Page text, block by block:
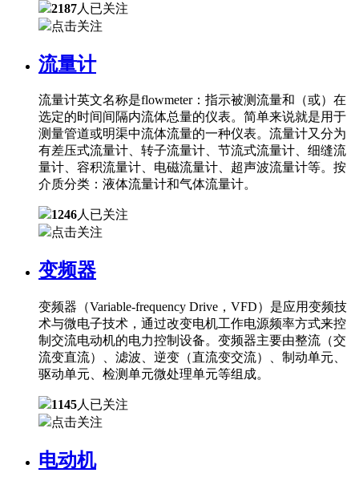
2187人已关注
点击关注
流量计
流量计英文名称是flowmeter：指示被测流量和（或）在
选定的时间间隔内流体总量的仪表。简单来说就是用于
测量管道或明渠中流体流量的一种仪表。流量计又分为
有差压式流量计、转子流量计、节流式流量计、细缝流
量计、容积流量计、电磁流量计、超声波流量计等。按
介质分类：液体流量计和气体流量计。
1246人已关注
点击关注
变频器
变频器（Variable-frequency Drive，VFD）是应用变频技
术与微电子技术，通过改变电机工作电源频率方式来控
制交流电动机的电力控制设备。变频器主要由整流（交
流变直流）、滤波、逆变（直流变交流）、制动单元、
驱动单元、检测单元微处理单元等组成。
1145人已关注
点击关注
电动机